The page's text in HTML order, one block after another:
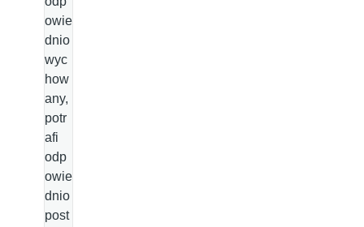
owie
dnio
wyc
how
any,
potr
afi
odp
owie
dnio
post